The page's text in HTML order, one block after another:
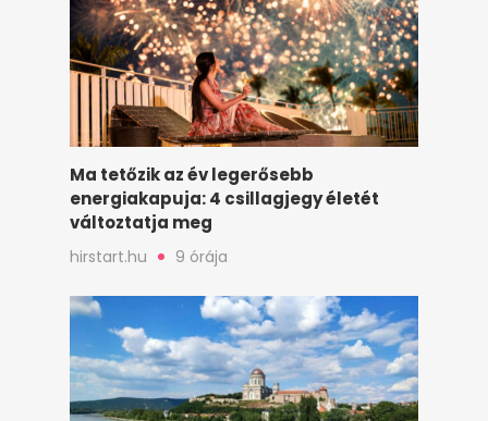
Ma tetőzik az év legerősebb
energiakapuja: 4 csillagjegy életét
változtatja meg
hirstart.hu 9 órája